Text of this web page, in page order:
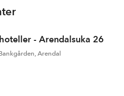
- Arendalsuka 26
Arendal